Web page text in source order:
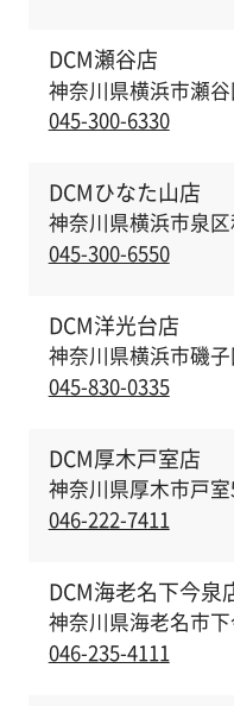
DCM瀬谷店
神奈川県横浜市瀬
045-300-6330
DCMひなた山店
神奈川県横浜市泉
045-300-6550
DCM洋光台店
神奈川県横浜市磯
045-830-0335
DCM厚木戸室店
神奈川県厚木市戸
046-222-7411
DCM海老名下今泉
神奈川県海老名市
046-235-4111